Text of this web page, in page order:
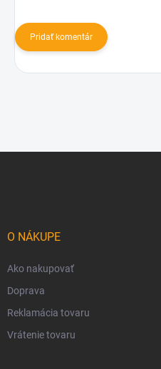
Pridať komentár
O NÁKUPE
Ako nakupovať
Doprava
Reklamácia tovaru
Vrátenie tovaru